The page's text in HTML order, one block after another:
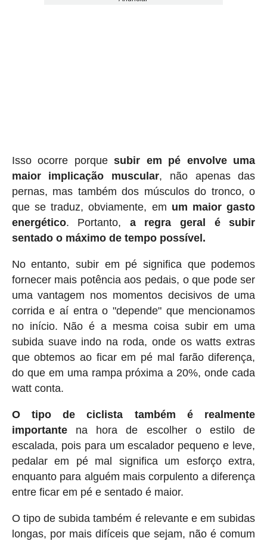
Isso ocorre porquesubir em pé envolve uma
maior implicação
muscular, não apenas das
pernas, mas também dos músculos do tronco, o
que se traduz, obviamente, em um maior gasto
energético. Portanto, a regra geral é subir
sentado o máximo de tempo possível.
No entanto, subir em pé significa que podemos
fornecer mais potência aos pedais, o que pode ser
uma vantagem nos momentos decisivos de uma
corrida e aí entra o "depende" que mencionamos
no início. Não é a mesma coisa subir em uma
subida suave indo na roda, onde os watts extras
que obtemos ao ficar em pé mal farão diferença,
do que em uma rampa próxima a 20%, onde cada
watt conta.
O tipo de ciclista também é realmente
importantena hora de escolher o estilo de
escalada, pois para um escalador pequeno e leve,
pedalar em pé mal significa um esforço extra,
enquanto para alguém mais corpulento a diferença
entre ficar em pé e sentado é maior.
O tipo de subida também é relevante e em subidas
longas, por mais difíceis que sejam, não é comum